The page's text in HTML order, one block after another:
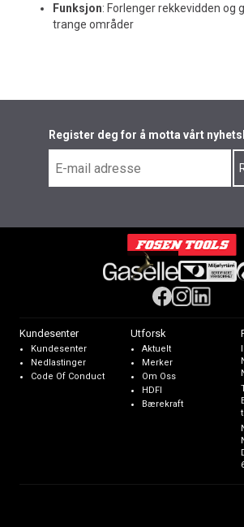
Funksjon: Forlenger rekkevidden og
trange områder
Register deg for å motta vårt
Kundesenter
Kundesenter
Nedlastinger
Code Of Conduct
Utforsk
Aktuelt
Merker
Om Oss
HDFI
Bærekraft